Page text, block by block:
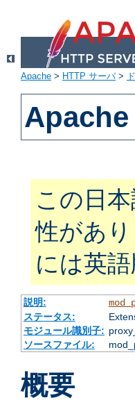
Apache > HTTP サーバ>
この日
性があ
には英
説明:
ステータス:
モジュール識別子:
ソースファイル:
概要